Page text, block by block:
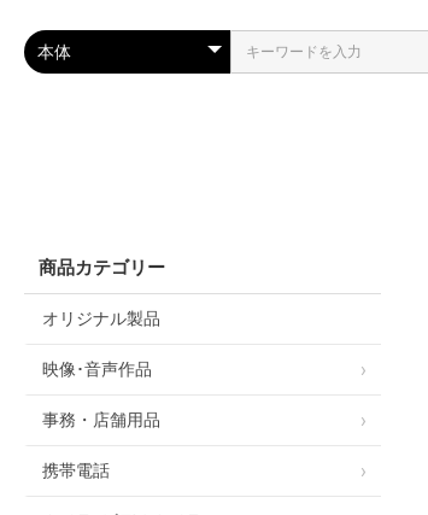
オリジナル製品
映像･音声作品
事務・店舗用品
携帯電話